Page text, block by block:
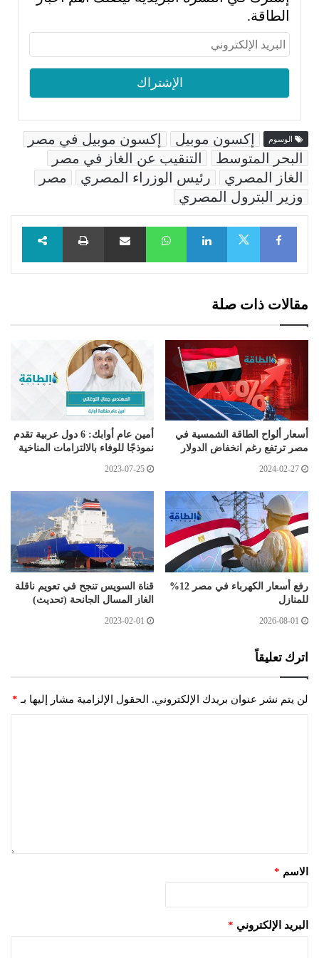
الطاقة.
الوسوم إكسون موبيل
إكسون موبيل في مصر
البحر المتوسط
التنقيب عن الغاز في مصر
الغاز المصري
رئيس الوزراء المصري
مصر
وزير البترول المصري
Facebook
LinkedIn
WhatsAppمشاركة عبر البريد طباعة
مقالات ذات صلة
أسعار ألواح الطاقة الشمسية في
مصر ترتفع رغم انخفاض الدولار
2024-02-27
أمين عام أوابك: 6 دول عربية تقدم
نموذجًا للوفاء بالالتزامات المناخية
2023-07-25
رفع أسعار الكهرباء في مصر 12%
للمنازل
2026-08-01
قناة السويس تنجح في تعويم ناقلة
الغاز المسال الجانحة (تحديث)
2023-02-01
اترك تعليقاً
لن يتم نشر عنوان بريدك الإلكتروني. الحقول الإلزامية مشار إليها بـ *
الاسم *
البريد الإلكتروني *